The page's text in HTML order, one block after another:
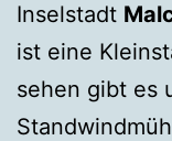
Inselstadt
ist eine
sehen gibt es